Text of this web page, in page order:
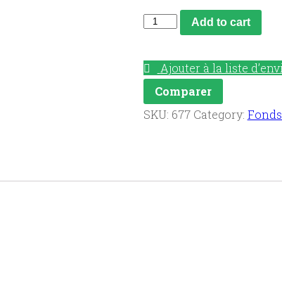
Plaisir
plaisir
de
Dieu
Add to cart
Ajouter à la liste
Comparer
SKU: 677 Category: